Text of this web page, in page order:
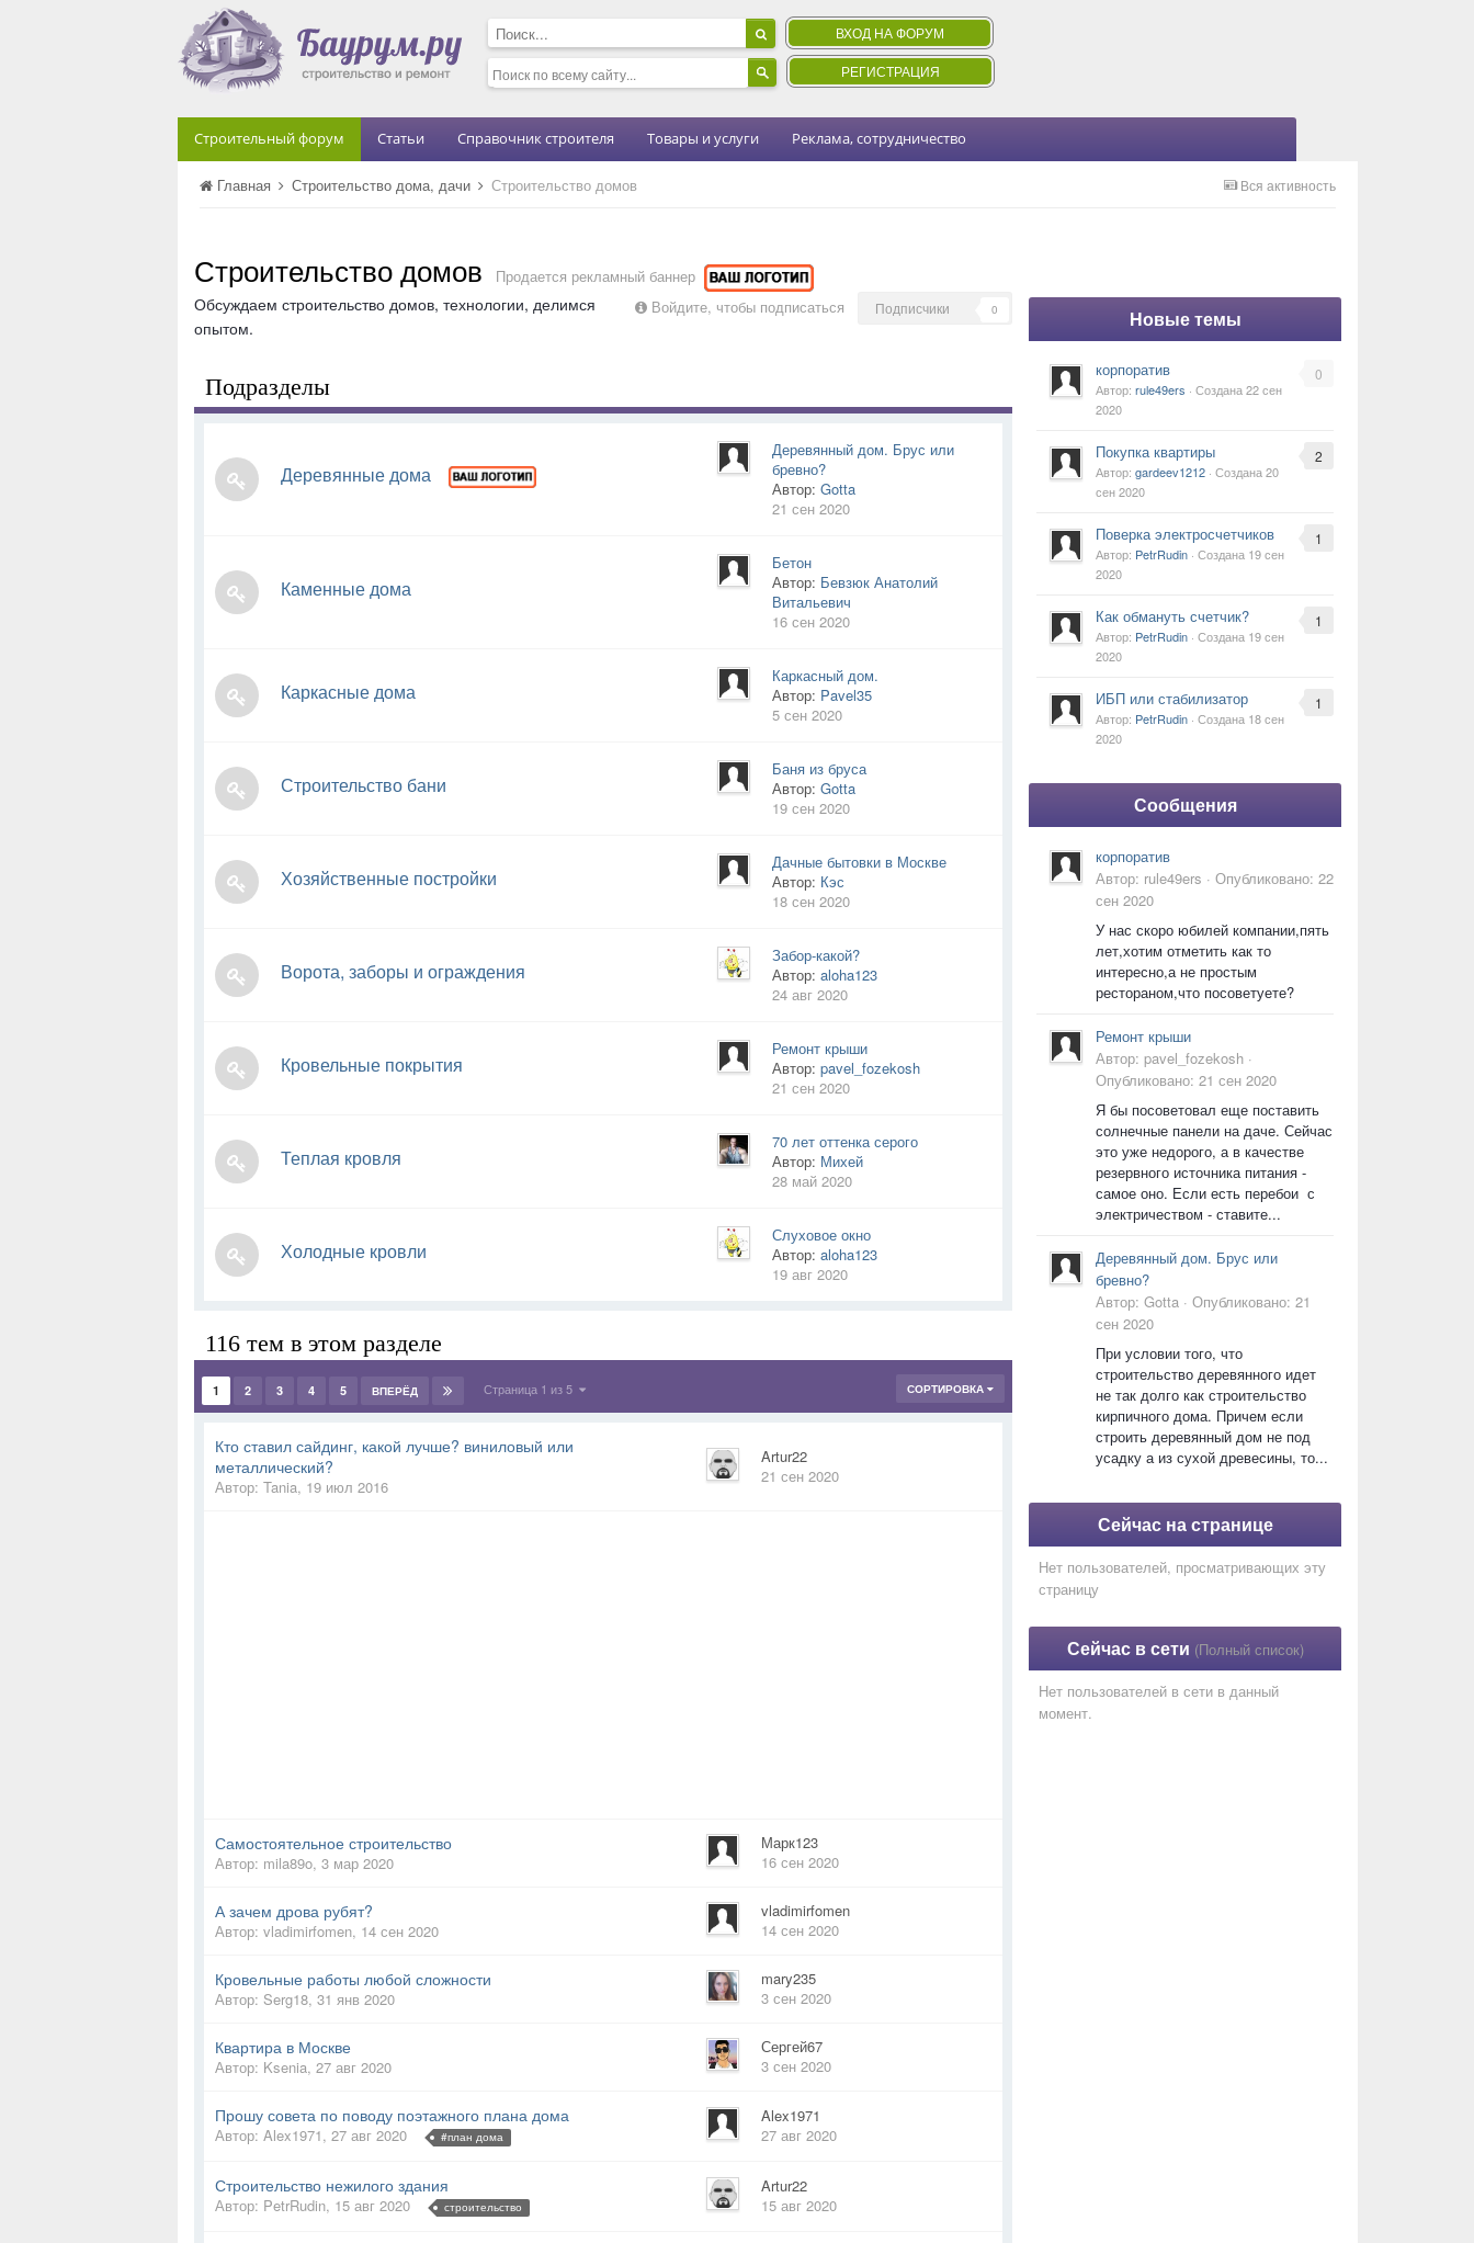
ВХОД НА ФОРУМ
РЕГИСТРАЦИЯ
Строительный форум Статьи Справочник строителя Товары и услуги Реклама, сотрудничество
Вся активность
Главная Строительство дома, дачи Строительство домов
Строительство домов
Продается рекламный баннер
Войдите, чтобы подписаться
Подписчики 0
Обсуждаем строительство домов, технологии, делимся
опытом.
Подразделы
Деревянные дома
Деревянный дом. Брус или
бревно?
Автор: Gotta
21 сен 2020
Каменные дома
Бетон
Автор: Бевзюк Анатолий
Витальевич
16 сен 2020
Каркасные дома
Каркасный дом.
Автор: Pavel35
5 сен 2020
Строительство бани
Баня из бруса
Автор: Gotta
19 сен 2020
Хозяйственные постройки
Дачные бытовки в Москве
Автор: Кэс
18 сен 2020
Ворота, заборы и ограждения
Забор-какой?
Автор: aloha123
24 авг 2020
Кровельные покрытия
Ремонт крыши
Автор: pavel_fozekosh
21 сен 2020
Теплая кровля
70 лет оттенка серого
Автор: Михей
28 май 2020
Холодные кровли
Слуховое окно
Автор: aloha123
19 авг 2020
116 тем в этом разделе
СОРТИРОВКА
1 2 3 4 5 ВПЕРЁД Страница 1 из 5
Кто ставил сайдинг, какой лучше? виниловый или
металлический?
Автор: Tania, 19 июл 2016
Artur22
21 сен 2020
Самостоятельное строительство
Автор: mila89o, 3 мар 2020
Марк123
16 сен 2020
А зачем дрова рубят?
Автор: vladimirfomen, 14 сен 2020
vladimirfomen
14 сен 2020
Кровельные работы любой сложности
Автор: Serg18, 31 янв 2020
mary235
3 сен 2020
Квартира в Москве
Автор: Ksenia, 27 авг 2020
Сергей67
3 сен 2020
Прошу совета по поводу поэтажного плана дома
Автор: Alex1971, 27 авг 2020 #план дома
Alex1971
27 авг 2020
Строительство нежилого здания
Автор: PetrRudin, 15 авг 2020 строительство
Artur22
15 авг 2020
Новые темы
0
корпоратив
Автор: rule49ers · Создана22 сен
2020
2
Покупка квартиры
Автор: gardeev1212 · Создана20
сен 2020
1
Поверка электросчетчиков
Автор: PetrRudin · Создана 19 сен
2020
1
Как обмануть счетчик?
Автор: PetrRudin · Создана 19 сен
2020
1
ИБП или стабилизатор
Автор: PetrRudin · Создана 18 сен
2020
Сообщения
корпоратив
Автор: rule49ers · Опубликовано: 22
сен 2020
У нас скоро юбилей компании,пять
лет,хотим отметить как то
интересно,а не простым
рестораном,что посоветуете?
Ремонт крыши
Автор: pavel_fozekosh ·
Опубликовано: 21 сен 2020
Я бы посоветовал еще поставить
солнечные панели на даче. Сейчас
это уже недорого, а в качестве
резервного источника питания -
самое оно. Если есть перебои с
электричеством - ставите...
Деревянный дом. Брус или
бревно?
Автор: Gotta · Опубликовано: 21
сен 2020
При условии того, что
строительство деревянного идет
не так долго как строительство
кирпичного дома. Причем если
строить деревянный дом не под
усадку а из сухой древесины, то...
Сейчас на странице
Нет пользователей, просматривающих эту
страницу
Сейчас в сети (Полный список)
Нет пользователей в сети в данный
момент.